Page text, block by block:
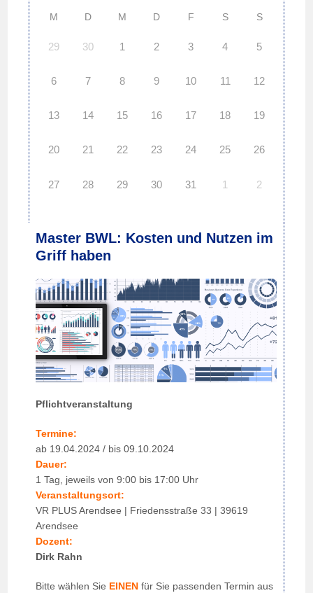
M D M D F S S
29 30 1 2 3 4 5
6 7 8 9 10 11 12
13 14 15 16 17 18 19
20 21 22 23 24 25 26
27 28 29 30 31 1 2
Master BWL: Kosten und Nutzen im
Griff haben
Pflichtveranstaltung
Termine:
ab 19.04.2024 / bis 09.10.2024
Dauer:
1 Tag, jeweils von 9:00 bis 17:00 Uhr
Veranstaltungsort:
VR PLUS Arendsee | Friedensstraße 33 | 39619
Arendsee
Dozent:
Dirk Rahn
Bitte wählen Sie EINEN für Sie passenden Termin aus